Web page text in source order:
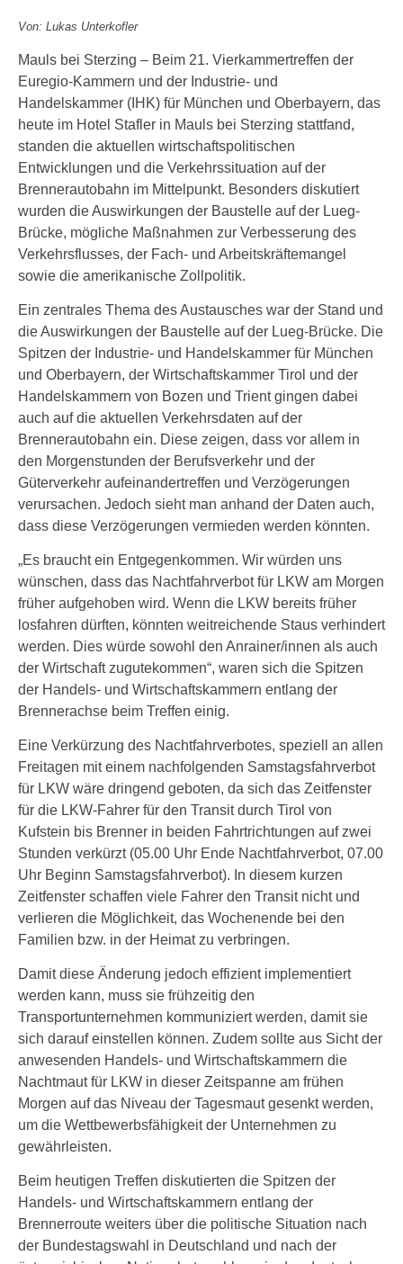
Von: Lukas Unterkofler
Mauls bei Sterzing – Beim 21. Vierkammertreffen der
Euregio-Kammern und der Industrie- und
Handelskammer (IHK) für München und Oberbayern, das
heute im Hotel Stafler in Mauls bei Sterzing stattfand,
standen die aktuellen wirtschaftspolitischen
Entwicklungen und die Verkehrssituation auf der
Brennerautobahn im Mittelpunkt. Besonders diskutiert
wurden die Auswirkungen der Baustelle auf der Lueg-
Brücke, mögliche Maßnahmen zur Verbesserung des
Verkehrsflusses, der Fach- und Arbeitskräftemangel
sowie die amerikanische Zollpolitik.
Ein zentrales Thema des Austausches war der Stand und
die Auswirkungen der Baustelle auf der Lueg-Brücke. Die
Spitzen der Industrie- und Handelskammer für München
und Oberbayern, der Wirtschaftskammer Tirol und der
Handelskammern von Bozen und Trient gingen dabei
auch auf die aktuellen Verkehrsdaten auf der
Brennerautobahn ein. Diese zeigen, dass vor allem in
den Morgenstunden der Berufsverkehr und der
Güterverkehr aufeinandertreffen und Verzögerungen
verursachen. Jedoch sieht man anhand der Daten auch,
dass diese Verzögerungen vermieden werden könnten.
„Es braucht ein Entgegenkommen. Wir würden uns
wünschen, dass das Nachtfahrverbot für LKW am Morgen
früher aufgehoben wird. Wenn die LKW bereits früher
losfahren dürften, könnten weitreichende Staus verhindert
werden. Dies würde sowohl den Anrainer/innen als auch
der Wirtschaft zugutekommen“, waren sich die Spitzen
der Handels- und Wirtschaftskammern entlang der
Brennerachse beim Treffen einig.
Eine Verkürzung des Nachtfahrverbotes, speziell an allen
Freitagen mit einem nachfolgenden Samstagsfahrverbot
für LKW wäre dringend geboten, da sich das Zeitfenster
für die LKW-Fahrer für den Transit durch Tirol von
Kufstein bis Brenner in beiden Fahrtrichtungen auf zwei
Stunden verkürzt (05.00 Uhr Ende Nachtfahrverbot, 07.00
Uhr Beginn Samstagsfahrverbot). In diesem kurzen
Zeitfenster schaffen viele Fahrer den Transit nicht und
verlieren die Möglichkeit, das Wochenende bei den
Familien bzw. in der Heimat zu verbringen.
Damit diese Änderung jedoch effizient implementiert
werden kann, muss sie frühzeitig den
Transportunternehmen kommuniziert werden, damit sie
sich darauf einstellen können. Zudem sollte aus Sicht der
anwesenden Handels- und Wirtschaftskammern die
Nachtmaut für LKW in dieser Zeitspanne am frühen
Morgen auf das Niveau der Tagesmaut gesenkt werden,
um die Wettbewerbsfähigkeit der Unternehmen zu
gewährleisten.
Beim heutigen Treffen diskutierten die Spitzen der
Handels- und Wirtschaftskammern entlang der
Brennerroute weiters über die politische Situation nach
der Bundestagswahl in Deutschland und nach der